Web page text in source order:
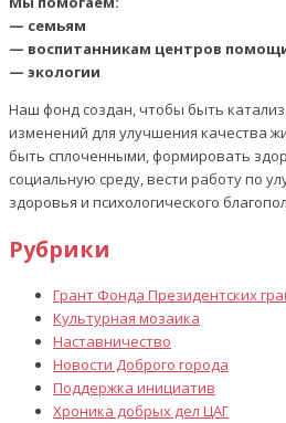
— семьям
— воспитанникам центров
— экологии
Наш фонд создан, чтобы быть
изменений для улучшения качества
быть сплоченными, формировать
социальную среду, вести работу по
здоровья и психологического
Рубрики
Грант Фонда Президентских
Культурная мозаика
Наставничество
Новости Доброго города
Поддержка инициатив
Хроника добрых дел ЦАГ